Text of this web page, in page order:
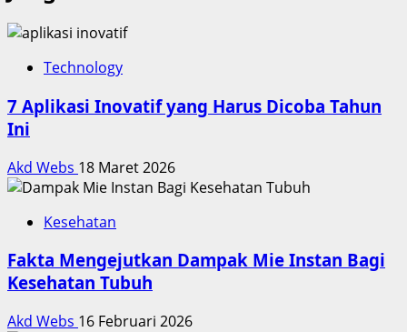
Technology
7 Aplikasi Inovatif yang Harus Dicoba Tahun
Ini
Akd Webs 18 Maret 2026
Kesehatan
Fakta Mengejutkan Dampak Mie Instan Bagi
Kesehatan Tubuh
Akd Webs 16 Februari 2026